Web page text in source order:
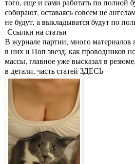
того, еще и сами работать по полной
собирают, оставаясь совсем не
не будут, а выкладыватся будут по
Ссылки на статьи
В журнале партии, много
в них и Поп звезд, как проводников
массы, главное уже высказал в
в детали, часть статей ЗДЕСЬ